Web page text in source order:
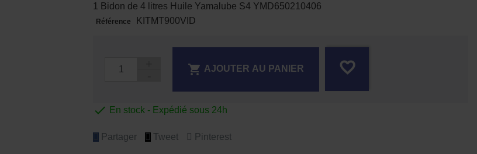
1 Bidon de 4 litres Huile Yamalube S4 YMD650210406
Référence KITMT900VID
 AJOUTER AU PANIER favorite_border
 En stock - Expédié sous 24h
Partager Tweet Pinterest